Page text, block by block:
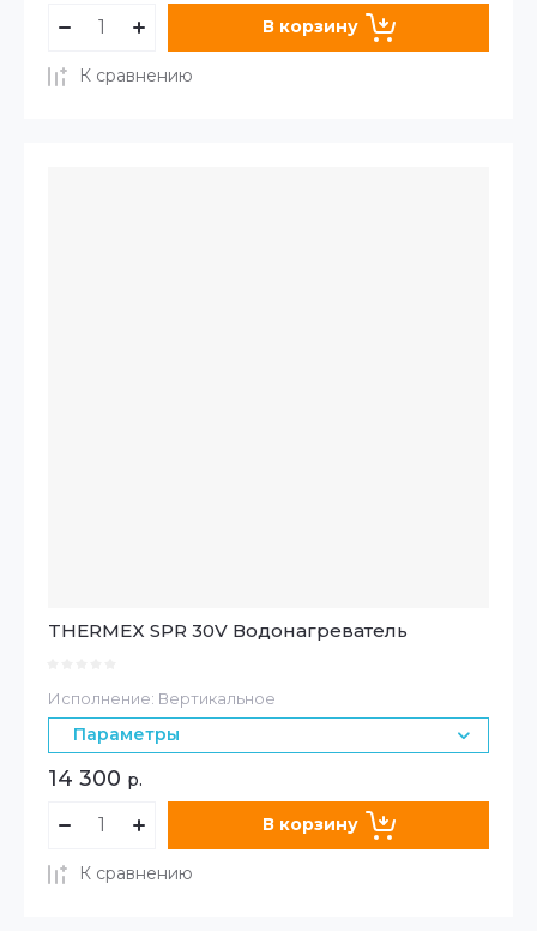
В корзину
К сравнению
THERMEX SPR 30V Водонагреватель
Исполнение: Вертикальное
Параметры
14 300 р.
В корзину
К сравнению